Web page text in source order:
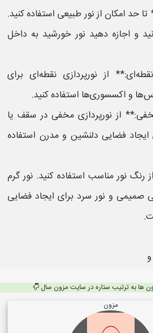
حد امکان از نور طبیعی استفاده کنید.
و اجازه دهید نور خورشید به داخل
از نورپردازی نقطه‌ای برای
و اکسسوری‌ها استفاده کنید.
از نورپردازی مخفی در سقف یا
ایجاد فضایی دلنشین و مدرن استفاده
نور مناسب استفاده کنید. نور گرم
صمیمی و نور سرد برای ایجاد فضایی
ها به ترتیب ستاره در سایت مزون سال
مزون